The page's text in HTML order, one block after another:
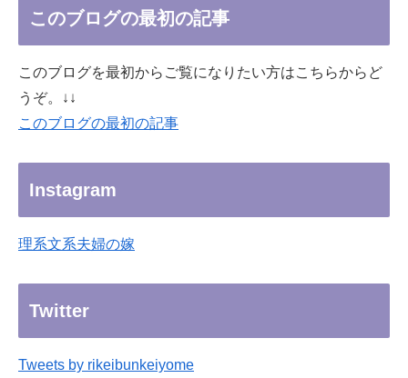
このブログの最初の記事
このブログを最初からご覧になりたい方はこちらからど
うぞ。↓↓
このブログの最初の記事
Instagram
理系文系夫婦の嫁
Twitter
Tweets by rikeibunkeiyome